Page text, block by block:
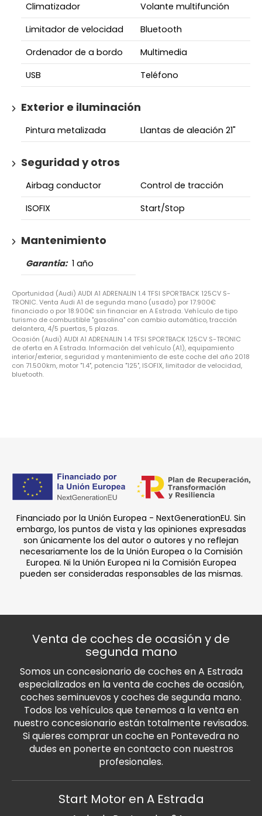
Climatizador
Volante multifunción
Limitador de velocidad
Bluetooth
Ordenador de a bordo
Multimedia
USB
Teléfono
Exterior e iluminación
Pintura metalizada Llantas de aleación 21"
Seguridad y otros
Airbag conductor
Control de tracción
ISOFIX
Start/Stop
Mantenimiento
Garantia: 1 año
Oportunidad (Audi) AUDI A1 ADRENALIN 1.4 TFSI SPORTBACK 125CV S-
TRONIC. Venta Audi A1 de segunda mano (usado) por 17.900€
financiado o por 18.900€ sin financiar en A Estrada. Vehículo de tipo
turismo de combustible "gasolina" con cambio automático, tracción
delantera, 4/5 puertas, 5 plazas.
Ocasión (Audi) AUDI A1 ADRENALIN 1.4 TFSI SPORTBACK 125CV S-TRONIC
de oferta en A Estrada. Información del vehículo (A1), equipamiento
interior/exterior, seguridad y mantenimiento de este coche del año 2018
con 71.500km, motor "1.4", potencia "125", ISOFIX, limitador de velocidad,
bluetooth.
Financiado por la Unión Europea - NextGenerationEU. Sin
embargo, los puntos de vista y las opiniones expresadas
son únicamente los del autor o autores y no reflejan
necesariamente los de la Unión Europea o la Comisión
Europea. Ni la Unión Europea ni la Comisión Europea
pueden ser consideradas responsables de las mismas.
Venta de coches de ocasión y de
segunda mano
Somos un concesionario de coches en A Estrada
especializados en la venta de coches de ocasión,
coches seminuevos y coches de segunda mano.
Todos los vehículos que tenemos a la venta en
nuestro concesionario están totalmente revisados.
Si quieres comprar un coche en Pontevedra no
dudes en ponerte en contacto con nuestros
profesionales.
Start Motor en A Estrada